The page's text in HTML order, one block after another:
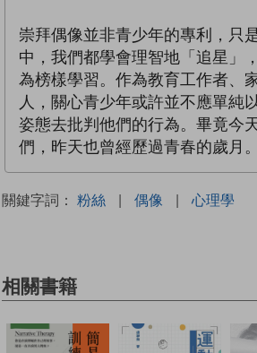
崇拜偶像並非青少年的專利，只
中，我們都學會理智地「追星」
為榜樣學習。作為教育工作者、
人，關心青少年或許並不應單純
姿態去批判他們的行為。畢竟今
們，昨天也曾經歷過青春的歲月。
關鍵字詞： 粉絲 | 偶像 | 心理學
相關書籍